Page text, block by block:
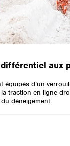
aux
équipés d’un
traction en ligne
déneigement.